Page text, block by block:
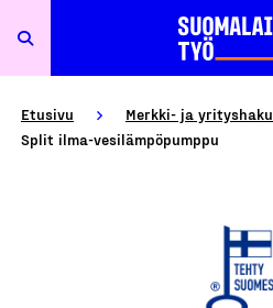
Etusivu Merkki- ja yrityshaku
Split ilma-vesilämpöpumppu